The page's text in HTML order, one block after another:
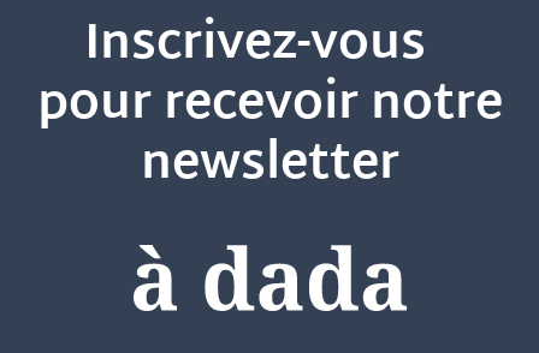
Inscrivez-vous
pour recevoir notre
newsletter